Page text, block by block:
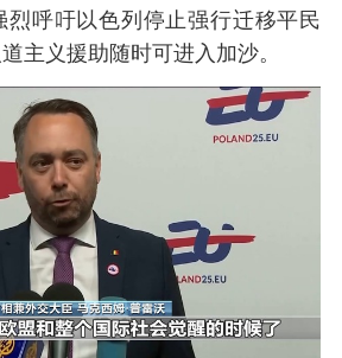
烈呼吁以色列停止强行迁移平民
主义援助随时可进入加沙。